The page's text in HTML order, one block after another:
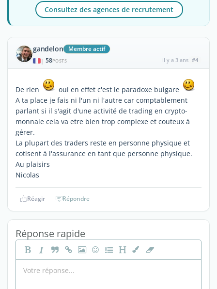
Consultez des agences de recrutement
gandelon Membre actif
| 58POSTS il y a 3 ans #4
De rien
oui en effet c'est le paradoxe bulgare
A ta place je fais ni l'un ni l'autre car comptablement
parlant si il s'agit d'une activité de trading en crypto-
monnaie cela va etre bien trop complexe et couteux à
gérer.
La plupart des traders reste en personne physique et
cotisent à l'assurance en tant que personne physique.
Au plaisirs
Nicolas
Réagir Répondre
Réponse rapide